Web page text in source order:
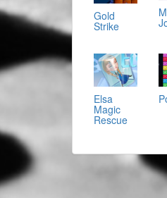
Gold
Strike
Elsa
Magic
Rescue